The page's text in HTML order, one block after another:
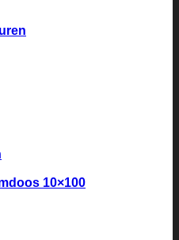
10×100